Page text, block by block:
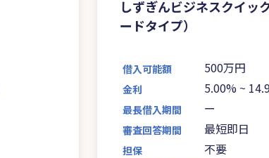
しずぎんビジネスクイッ
ードタイプ）
借入可能額 500万円
金利 5.00% ~
最長借入期間 ー
審査回答期間 最短即日
担保 不要